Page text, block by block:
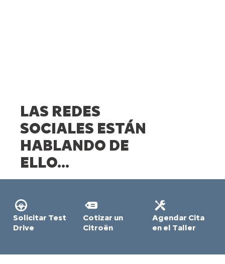
LAS REDES
SOCIALES ESTÁN
HABLANDO DE
ELLO...
Solicitar Test
Drive
Cotizar un
Citroën
Agendar Cita
en el Taller